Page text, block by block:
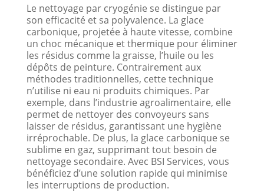
Le nettoyage par cryogénie se distingue par
son efficacité et sa polyvalence. La glace
carbonique, projetée à haute vitesse, combine
un choc mécanique et thermique pour éliminer
les résidus comme la graisse, l’huile ou les
dépôts de peinture. Contrairement aux
méthodes traditionnelles, cette technique
n’utilise ni eau ni produits chimiques. Par
exemple, dans l’industrie agroalimentaire, elle
permet de nettoyer des convoyeurs sans
laisser de résidus, garantissant une hygiène
irréprochable. De plus, la glace carbonique se
sublime en gaz, supprimant tout besoin de
nettoyage secondaire. Avec BSI Services, vous
bénéficiez d’une solution rapide qui minimise
les interruptions de production.